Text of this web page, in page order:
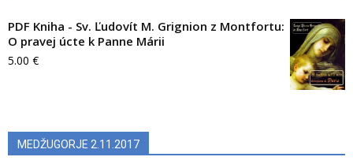
PDF Kniha - Sv. Ľudovít M. Grignion z Montfortu:
O pravej úcte k Panne Márii
5.00 €
MEDŽUGORJE 2.11.2017